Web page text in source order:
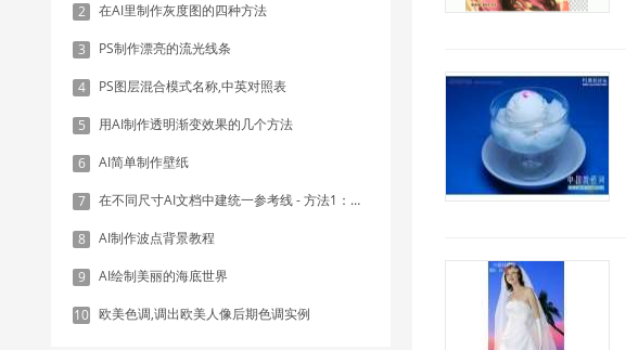
2 在AI里制作灰度图的四种方法
3 PS制作漂亮的流光线条
4 PS图层混合模式名称,中英对照表
5 用AI制作透明渐变效果的几个方法
6 AI简单制作壁纸
7 在不同尺寸AI文档中建统一参考线 - 方法1：对齐和分布
8 AI制作波点背景教程
9 AI绘制美丽的海底世界
10 欧美色调,调出欧美人像后期色调实例